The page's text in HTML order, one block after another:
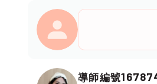
導師編號